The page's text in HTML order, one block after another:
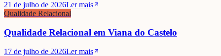
21 de julho de 2026Ler mais
Qualidade Relacional
Qualidade Relacional em Viana do Castelo
17 de julho de 2026Ler mais